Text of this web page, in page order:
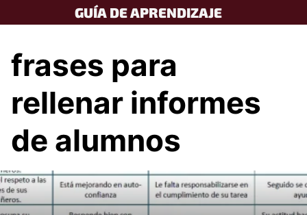
to
GUÍA DE APRENDIZAJE
frases para
rellenar informes
de alumnos